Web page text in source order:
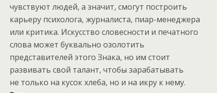
чувствуют людей, а значит, смогут построить
карьеру психолога, журналиста, пиар-менеджера
или критика. Искусство словесности и печатного
слова может буквально озолотить
представителей этого Знака, но им стоит
развивать свой талант, чтобы зарабатывать
не только на кусок хлеба, но и на икру к нему.